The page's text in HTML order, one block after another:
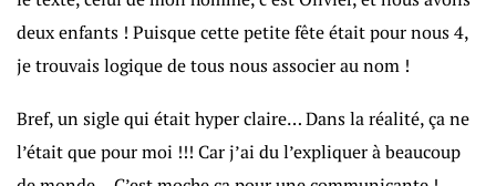
deux enfants ! Puisque cette petite fête était pour nous 4,
je trouvais logique de tous nous associer au nom !
Bref, un sigle qui était hyper claire… Dans la réalité, ça ne
l’était que pour moi !!! Car j’ai du l’expliquer à beaucoup